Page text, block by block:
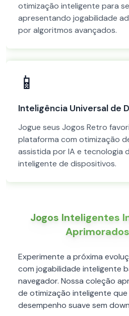
otimização inteligente para
apresentando jogabilidade
por algoritmos avançados.
📱
Inteligência Universal de
Jogue seus Jogos Retro
plataforma com otimização
assistida por IA e tecnologia
inteligente de dispositivos.
Jogos Inteligentes
Experimente a próxima
com jogabilidade inteligente
navegador. Nossa coleção
de otimização inteligente
desempenho suave sem